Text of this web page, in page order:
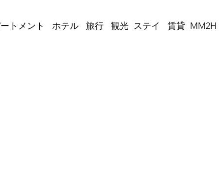
トメント   ホテル   旅行   観光  ステイ   賃貸  MM2H